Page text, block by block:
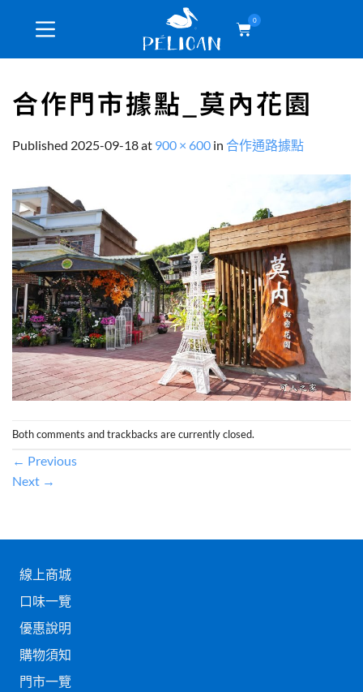
0
合作門市據點_莫內花園
Published 2025-09-18at 900 × 600 in 合作通路據點
Both comments and trackbacks are currently closed.
← Previous
Next →
線上商城
口味一覽
優惠說明
購物須知
門市一覽